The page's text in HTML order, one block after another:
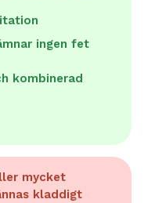
ingen fet
kombinerad
mycket
kladdigt